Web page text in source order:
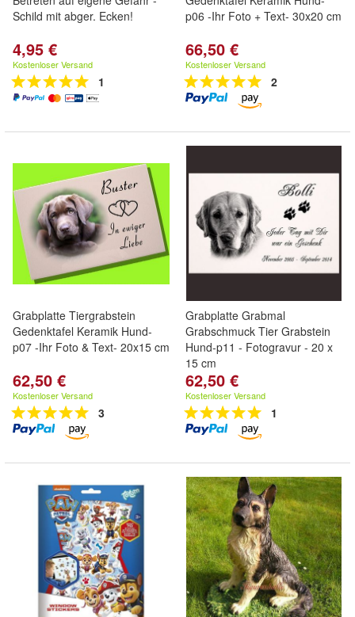
Schild mit abger. Ecken!
4,95 €
Kostenloser Versand
1
p06 -Ihr Foto + Text- 30x20 cm
66,50 €
Kostenloser Versand
2
Grabplatte Tiergrabstein
Gedenktafel Keramik Hund-
p07 -Ihr Foto & Text- 20x15 cm
62,50 €
Kostenloser Versand
3
Grabplatte Grabmal
Grabschmuck Tier Grabstein
Hund-p11 - Fotogravur - 20 x
15 cm
62,50 €
Kostenloser Versand
1